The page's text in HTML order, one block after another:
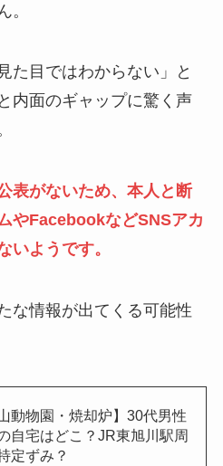
。
た目ではわからない」と
内面のギャップに驚く声
表がないため、本人と断
やFacebookなどSNSアカ
いようです。
な情報が出てくる可能性
山動物園・焼却炉】30代男性
自宅はどこ？JR東旭川駅周
定ずみ？